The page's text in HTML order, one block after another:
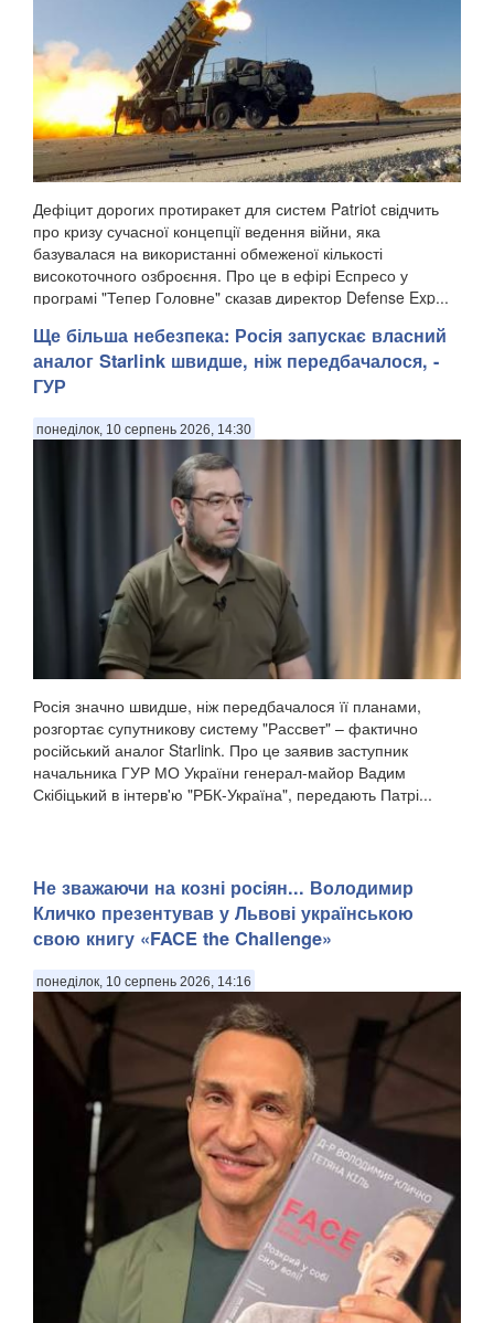
Дефіцит дорогих протиракет для систем Patriot свідчить
про кризу сучасної концепції ведення війни, яка
базувалася на використанні обмеженої кількості
високоточного озброєння. Про це в ефірі Еспресо у
програмі "Тепер Головне" сказав директор Defense Exp...
Ще більша небезпека: Росія запускає власний
аналог Starlink швидше, ніж передбачалося, -
ГУР
понеділок, 10 серпень 2026, 14:30
Росія значно швидше, ніж передбачалося її планами,
розгортає супутникову систему "Рассвет" – фактично
російський аналог Starlink. Про це заявив заступник
начальника ГУР МО України генерал-майор Вадим
Скібіцький в інтерв'ю "РБК-Україна", передають Патрі...
Не зважаючи на козні росіян... Володимир
Кличко презентував у Львові українською
свою книгу «FACE the Challenge»
понеділок, 10 серпень 2026, 14:16